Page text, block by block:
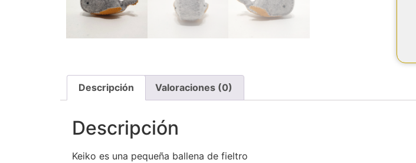
Descripción Valoraciones (0)
Descripción
Keiko es una pequeña ballena de fieltro